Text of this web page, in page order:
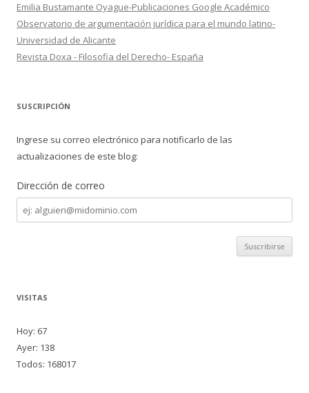
Emilia Bustamante Oyague-Publicaciones Google Académico
Observatorio de argumentación jurídica para el mundo latino-
Universidad de Alicante
Revista Doxa - Filosofia del Derecho- España
SUSCRIPCIÓN
Ingrese su correo electrónico para notificarlo de las
actualizaciones de este blog:
Dirección de correo
Dirección
de
correo
VISITAS
Hoy: 67
Ayer: 138
Todos: 168017